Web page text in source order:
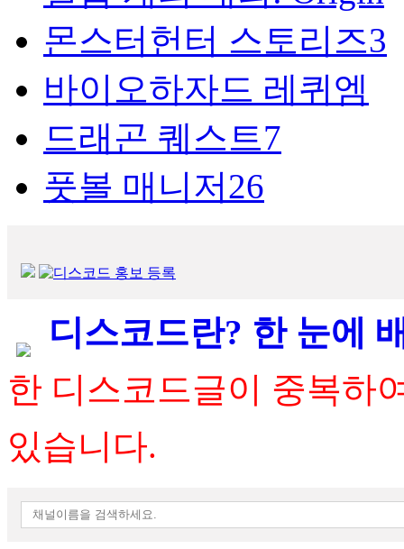
몬스터헌터 스토리즈3
바이오하자드 레퀴엠
드래곤 퀘스트7
풋볼 매니저26
디스코드란? 한 눈에
한 디스코드글이 중복하
있습니다.